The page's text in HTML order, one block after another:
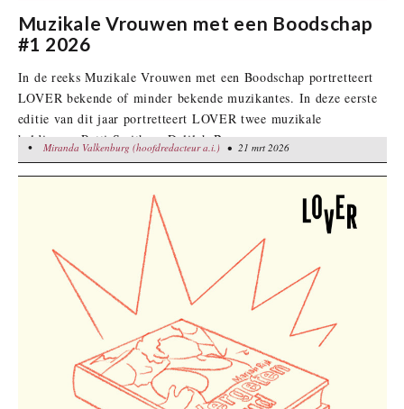
Muzikale Vrouwen met een Boodschap
#1 2026
In de reeks Muzikale Vrouwen met een Boodschap portretteert
LOVER bekende of minder bekende muzikantes. In deze eerste
editie van dit jaar portretteert LOVER twee muzikale
heldinnen: Patti Smith en Delilah Bon.
Miranda Valkenburg (hoofdredacteur a.i.)• 21 mrt 2026
•Miranda Valkenburg (hoofdredacteur a.i.) • 21 mrt 2026